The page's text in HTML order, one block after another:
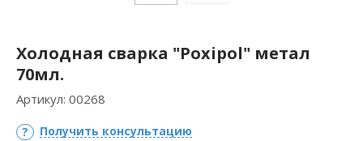
Холодная сварка "Poxipol" метал
70мл.
Артикул: 00268
Получить консультацию